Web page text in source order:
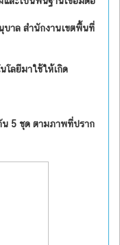
าล สำนักงานเขตพื้นที่
โลยีมาใช้ให้เกิด
น 5 ชุด ตามภาพที่ปราก